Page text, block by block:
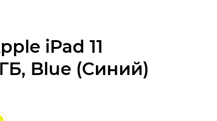
iPad 11
Blue (Синий)